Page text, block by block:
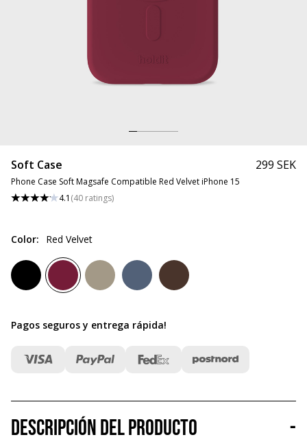
Soft Case
Phone Case Soft Magsafe Compatible Red Velvet iPhone 15
4.1 (40 ratings)
299 SEK
Color: Red Velvet
Pagos seguros y entrega rápida!
Descripción del producto -